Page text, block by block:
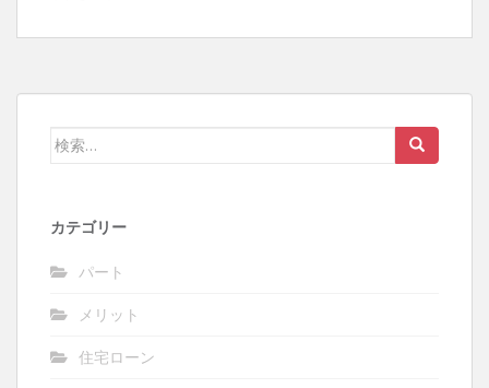
検
カテゴリー
パート
メリット
住宅ローン